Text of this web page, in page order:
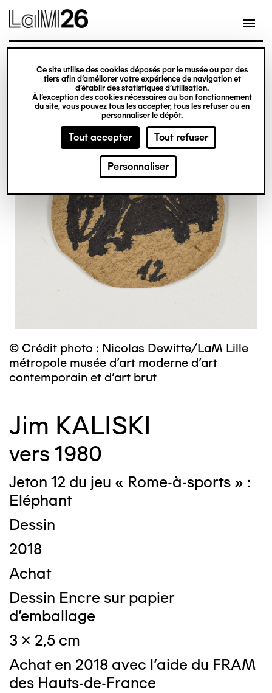
Gestion des cookies
Ce site utilise des cookies déposés par le musée ou par des
tiers afin d’améliorer votre expérience de navigation et
d’établir des statistiques d’utilisation.
À l’exception des cookies nécessaires au bon fonctionnement
du site, vous pouvez tous les accepter, tous les refuser ou en
personnaliser le dépôt.
Tout accepter Tout refuser
Personnaliser
contenu
© Crédit photo : Nicolas Dewitte/LaM Lille
métropole musée d’art moderne d’art
contemporain et d’art brut
Jim KALISKI
vers 1980
Jeton 12 du jeu « Rome-à-sports » :
Eléphant
Dessin
2018
Achat
Dessin Encre sur papier
d’emballage
3 x 2,5 cm
Achat en 2018 avec l'aide du FRAM
des Hauts-de-France